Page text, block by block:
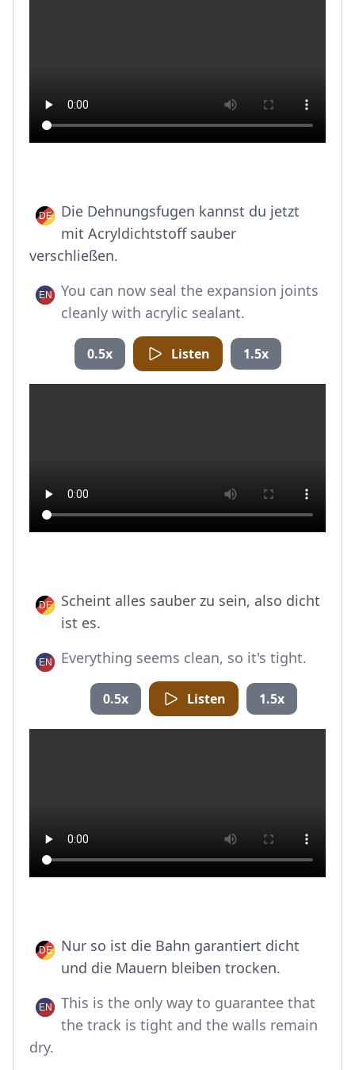
Die Dehnungsfugen kannst du jetzt
mit Acryldichtstoff sauber
verschließen.
You can now seal the expansion joints
cleanly with acrylic sealant.
0.5x Listen 1.5x
Scheint alles sauber zu sein, also dicht
ist es.
Everything seems clean, so it's tight.
0.5x Listen 1.5x
Nur so ist die Bahn garantiert dicht
und die Mauern bleiben trocken.
This is the only way to guarantee that
the track is tight and the walls remain
dry.